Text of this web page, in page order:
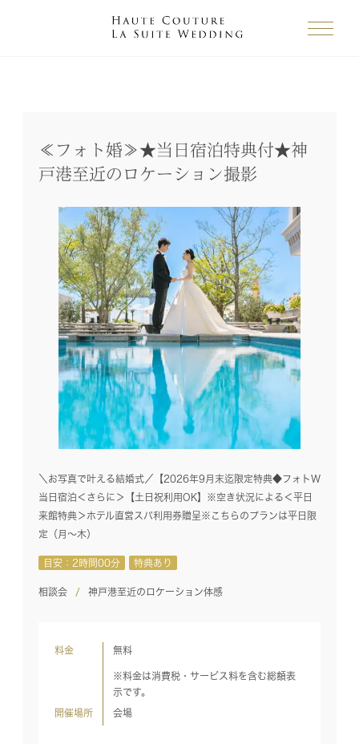
≪フォト婚≫★当日宿泊特典付★神
戸港至近のロケーション撮影
＼お写真で叶える結婚式／【2026年9月末迄限定特典◆フォトW
当日宿泊＜さらに＞【土日祝利用OK】※空き状況による＜平日
来館特典＞ホテル直営スパ利用券贈呈※こちらのプランは平日限
定（月～木）
目安：2時間00分 特典あり
相談会 神戸港至近のロケーション体感
料金 無料
※料金は消費税・サービス料を含む総額表
示です。
開催場所 会場